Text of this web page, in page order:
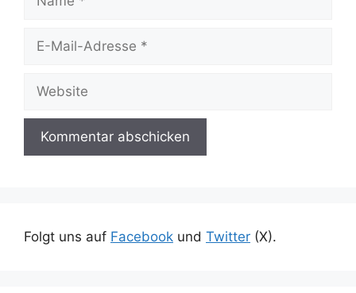
Website
Folgt uns auf Facebook und Twitter (X).